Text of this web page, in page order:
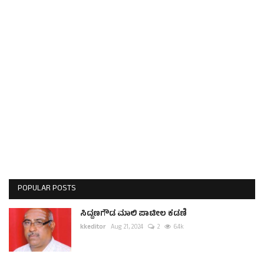
POPULAR POSTS
ಸಿದ್ದಣಗೌಡ ಮಾಲಿ ಪಾಟೀಲ ಕಡಣಿ
kkeditor Aug 21, 2024 2 6.4k